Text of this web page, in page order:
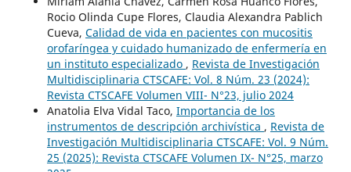
Rocio Olinda Cupe Flores, Claudia Alexandra Pablich
Cueva, Calidad de vida en pacientes con mucositis
orofaríngea y cuidado humanizado de enfermería en
un instituto especializado , Revista de Investigación
Multidisciplinaria CTSCAFE: Vol. 8 Núm. 23 (2024):
Revista CTSCAFE Volumen VIII- N°23, julio 2024
Anatolia Elva Vidal Taco, Importancia de los
instrumentos de descripción archivística , Revista de
Investigación Multidisciplinaria CTSCAFE: Vol. 9 Núm.
25 (2025): Revista CTSCAFE Volumen IX- N°25, marzo